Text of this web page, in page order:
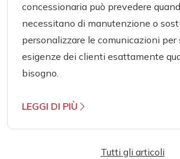
concessionaria può prevedere
necessitano di manutenzione o
personalizzare le comunicazioni per
esigenze dei clienti esattamente
bisogno.
LEGGI DI PIÙ
Tutti gli articoli